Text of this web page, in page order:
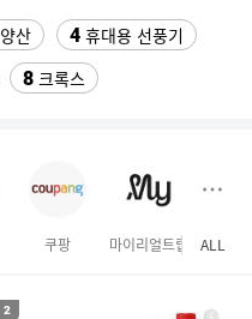
양산 4 휴대용 선풍기
8 크록스
잘풀리는집
올인클루시브 ALL
쿠팡 마이리얼트립 GS
2